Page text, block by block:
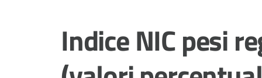
Indice NIC pesi